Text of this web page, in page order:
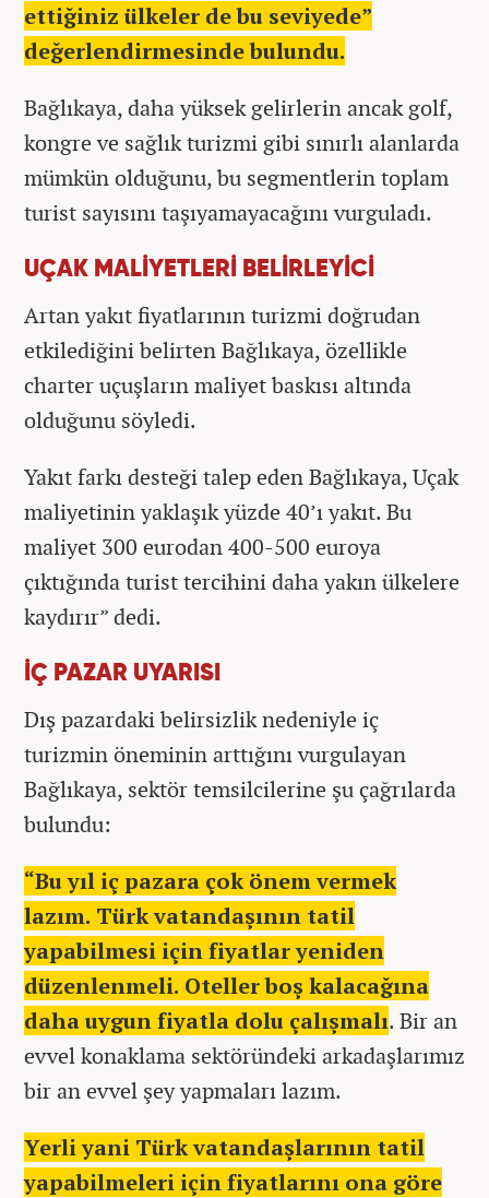
ettiğiniz ülkeler de bu seviyede”
değerlendirmesinde bulundu.
Bağlıkaya, daha yüksek gelirlerin ancak golf,
kongre ve sağlık turizmi gibi sınırlı alanlarda
mümkün olduğunu, bu segmentlerin toplam
turist sayısını taşıyamayacağını vurguladı.
UÇAK MALİYETLERİ BELİRLEYİCİ
Artan yakıt fiyatlarının turizmi doğrudan
etkilediğini belirten Bağlıkaya, özellikle
charter uçuşların maliyet baskısı altında
olduğunu söyledi.
Yakıt farkı desteği talep eden Bağlıkaya, Uçak
maliyetinin yaklaşık yüzde 40’ı yakıt. Bu
maliyet 300 eurodan 400-500 euroya
çıktığında turist tercihini daha yakın ülkelere
kaydırır” dedi.
İÇ PAZAR UYARISI
Dış pazardaki belirsizlik nedeniyle iç
turizmin öneminin arttığını vurgulayan
Bağlıkaya, sektör temsilcilerine şu çağrılarda
bulundu:
“Bu yıl iç pazara çok önem vermek
lazım. Türk vatandaşının tatil
yapabilmesi için fiyatlar yeniden
düzenlenmeli. Oteller boş kalacağına
daha uygun fiyatla dolu çalışmalı. Bir an
evvel konaklama sektöründeki arkadaşlarımız
bir an evvel şey yapmaları lazım.
Yerli yani Türk vatandaşlarının tatil
yapabilmeleri için fiyatlarını ona göre